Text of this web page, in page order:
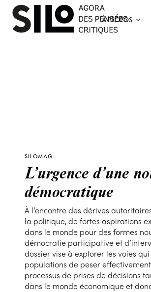
À PROPOS
SILOMAG
L’urgence d’une
démocratique
À l’encontre des dérives
la politique, de fortes aspirations
dans le monde pour des formes
démocratie participative et
dossier vise à explorer les voies
populations de peser
processus de prises de décisions
dans le monde économique et